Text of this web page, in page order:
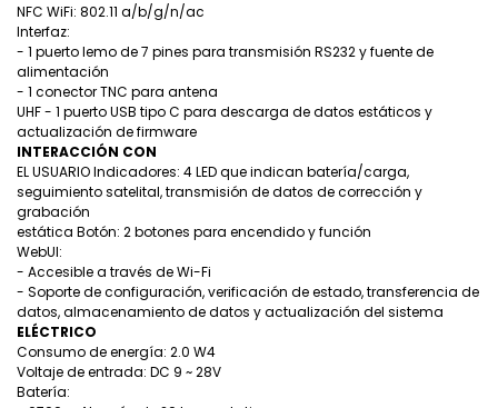
NFC WiFi: 802.11 a/b/g/n/ac
Interfaz:
- 1 puerto lemo de 7 pines para transmisión RS232 y fuente de
alimentación
- 1 conector TNC para antena
UHF - 1 puerto USB tipo C para descarga de datos estáticos y
actualización de firmware
INTERACCIÓN CON
EL USUARIO Indicadores: 4 LED que indican batería/carga,
seguimiento satelital, transmisión de datos de corrección y
grabación
estática Botón: 2 botones para encendido y función
WebUI:
- Accesible a través de Wi-Fi
- Soporte de configuración, verificación de estado, transferencia de
datos, almacenamiento de datos y actualización del sistema
ELÉCTRICO
Consumo de energía: 2.0 W4
Voltaje de entrada: DC 9 ~ 28V
Batería: